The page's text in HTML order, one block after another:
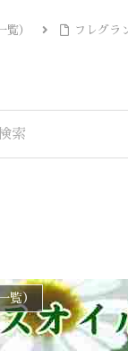
） フレグラ
覧）